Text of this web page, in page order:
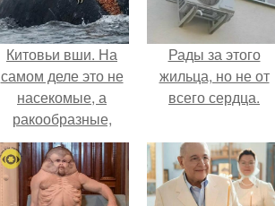
Китовьи вши. На
самом деле это не
насекомые, а
ракообразные,
относящиеся к
бокоплавам.
Рады за этого
жильца, но не от
всего сердца.